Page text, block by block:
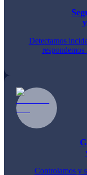
Detectamos
Controlamos y